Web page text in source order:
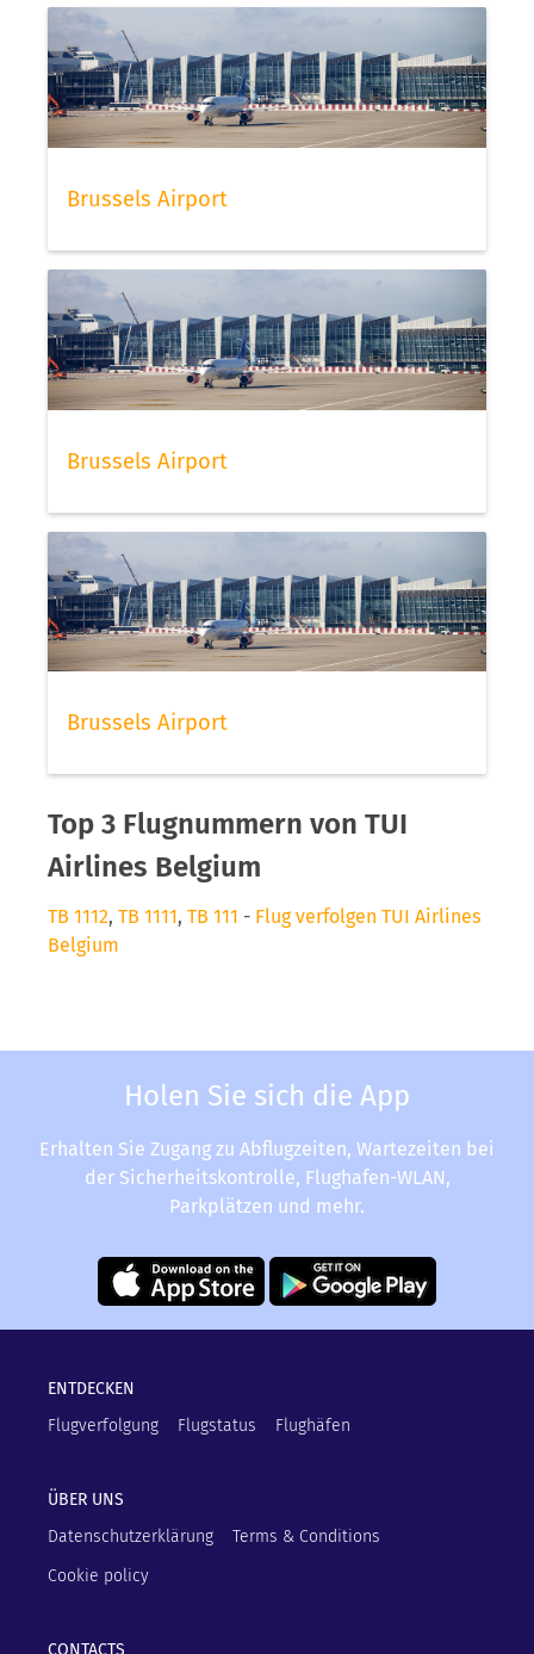
Brussels Airport
Brussels Airport
Brussels Airport
Top 3 Flugnummern von TUI
Airlines Belgium
TB 1112, TB 1111, TB 111 - Flug verfolgen TUI Airlines
Belgium
Holen Sie sich die App
Erhalten Sie Zugang zu Abflugzeiten, Wartezeiten bei
der Sicherheitskontrolle, Flughafen-WLAN,
Parkplätzen und mehr.
ENTDECKEN
Flugverfolgung
Flugstatus Flughäfen
ÜBER UNS
Datenschutzerklärung
Terms & Conditions
Cookie policy